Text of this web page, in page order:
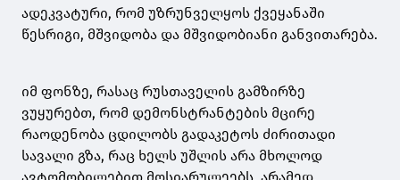
ადეკვატური, რომ უზრუნველყოს ქვეყანაში
წესრიგი, მშვიდობა და მშვიდობიანი განვითარება.
იმ ფონზე, რასაც რუსთაველის გამზირზე
ვუყურებთ, რომ დემონსტრანტების მცირე
რაოდენობა ცდილობს გადაკეტოს ძირითადი
სავალი გზა, რაც ხელს უშლის არა მხოლოდ